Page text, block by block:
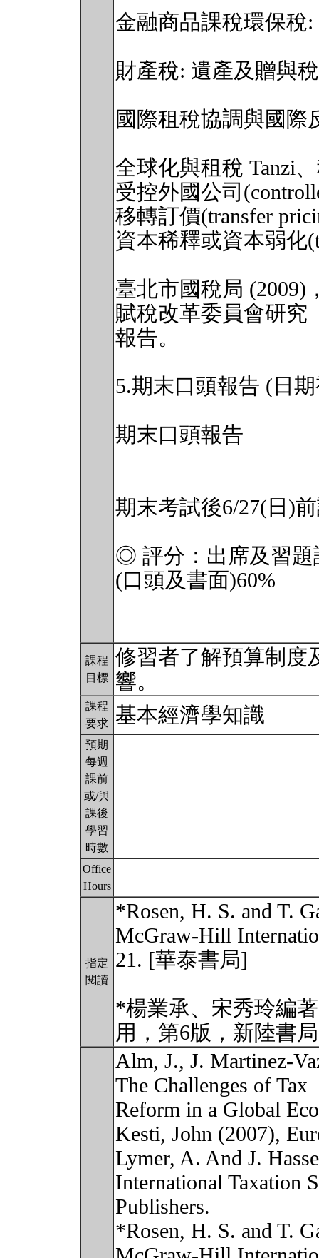
金融商品課稅環保稅
財產稅: 遺產及贈與
國際租稅協調與國際
全球化與租稅 Tanzi
受控外國公司
移轉訂價(transfer
資本稀釋或資本弱化
臺北市國稅局 (2009)
賦稅改革委員會研究
報告。
5.期末口頭報告 (日
期末口頭報告
期末考試後6/27(日)
◎ 評分：出席及習題
(口頭及書面)60%
課程
目標
修習者了解預算制度
響。
課程
要求
基本經濟學知識
預期
每週
課前
或/與
課後
學習
時數
Office
Hours
指定
閱讀
*Rosen, H. S. and T.
McGraw-Hill
21. [華泰書局]
*楊業承、宋秀玲編
用，第6版，新陸書
Alm, J., J. Martinez-
The Challenges of Tax
Reform in a Global
Kesti, John (2007),
Lymer, A. And J.
International Taxation
Publishers.
*Rosen, H. S. and T.